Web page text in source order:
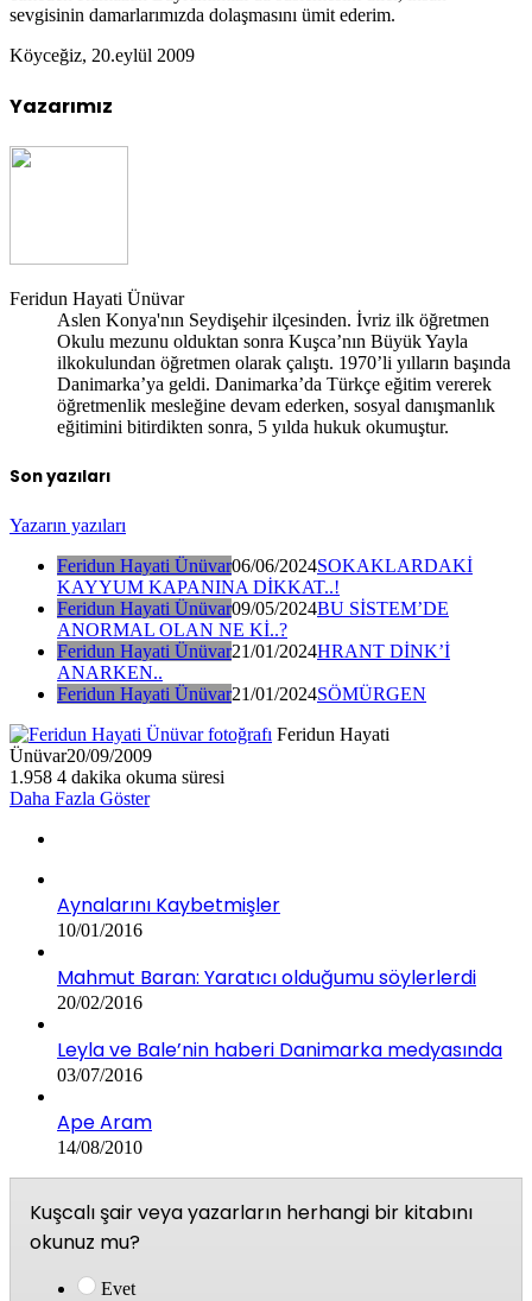
sevgisinin damarlarımızda dolaşmasını ümit ederim.
Köyceğiz, 20.eylül 2009
Yazarımız
Feridun Hayati Ünüvar
Aslen Konya'nın Seydişehir ilçesinden. İvriz ilk öğretmen
Okulu mezunu olduktan sonra Kuşca’nın Büyük Yayla
ilkokulundan öğretmen olarak çalıştı. 1970’li yılların başında
Danimarka’ya geldi. Danimarka’da Türkçe eğitim vererek
öğretmenlik mesleğine devam ederken, sosyal danışmanlık
eğitimini bitirdikten sonra, 5 yılda hukuk okumuştur.
Son yazıları
Yazarın yazıları
Feridun Hayati Ünüvar06/06/2024SOKAKLARDAKİ
KAYYUM KAPANINA DİKKAT..!
Feridun Hayati Ünüvar09/05/2024BU SİSTEM’DE
ANORMAL OLAN NE Kİ..?
Feridun Hayati Ünüvar21/01/2024HRANT DİNK’İ
ANARKEN..
Feridun Hayati Ünüvar21/01/2024SÖMÜRGEN
Feridun Hayati
Ünüvar20/09/2009
1.958 4 dakika okuma süresi
Daha Fazla Göster
Aynalarını Kaybetmişler
10/01/2016
Mahmut Baran: Yaratıcı olduğumu söylerlerdi
20/02/2016
Leyla ve Bale’nin haberi Danimarka medyasında
03/07/2016
Ape Aram
14/08/2010
Kuşcalı şair veya yazarların herhangi bir kitabını
okunuz mu?
Evet